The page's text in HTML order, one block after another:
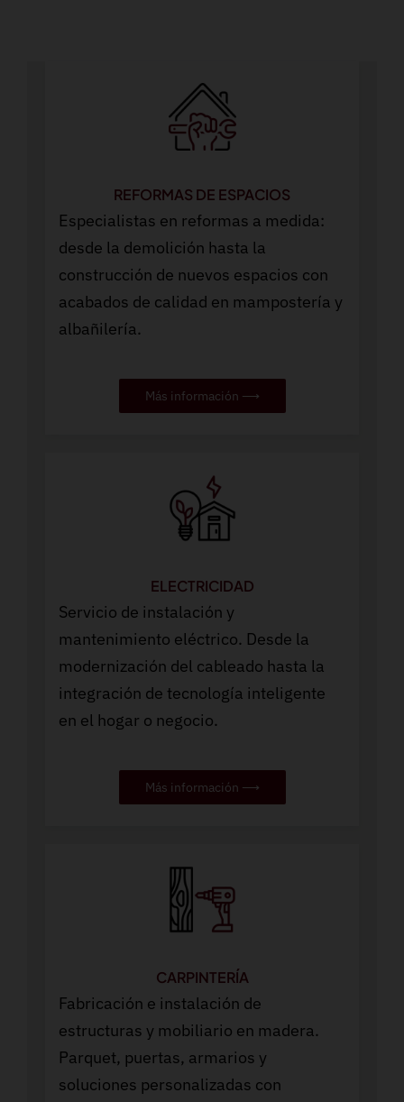
REFORMAS DE ESPACIOS
Especialistas en reformas a medida:
desde la demolición hasta la
construcción de nuevos espacios con
acabados de calidad en mampostería y
albañilería.
Más información ⟶
ELECTRICIDAD
Servicio de instalación y
mantenimiento eléctrico. Desde la
modernización del cableado hasta la
integración de tecnología inteligente
en el hogar o negocio.
Más información ⟶
CARPINTERÍA
Fabricación e instalación de
estructuras y mobiliario en madera.
Parquet, puertas, armarios y
soluciones personalizadas con